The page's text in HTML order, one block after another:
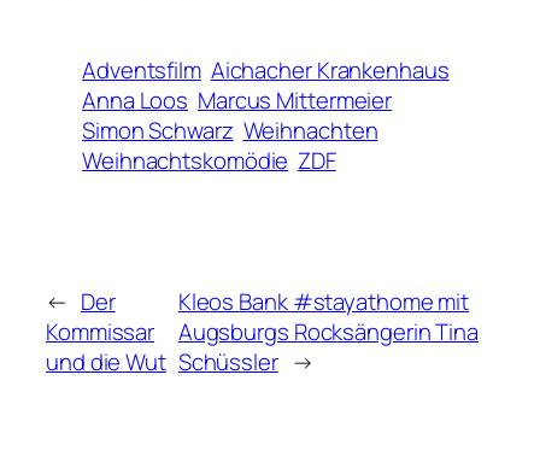
Adventsfilm Aichacher Krankenhaus
Anna Loos Marcus Mittermeier
Simon Schwarz Weihnachten
Weihnachtskomödie ZDF
← Der
Kommissar
und die Wut
Kleos Bank #stayathome mit
Augsburgs Rocksängerin Tina
Schüssler →